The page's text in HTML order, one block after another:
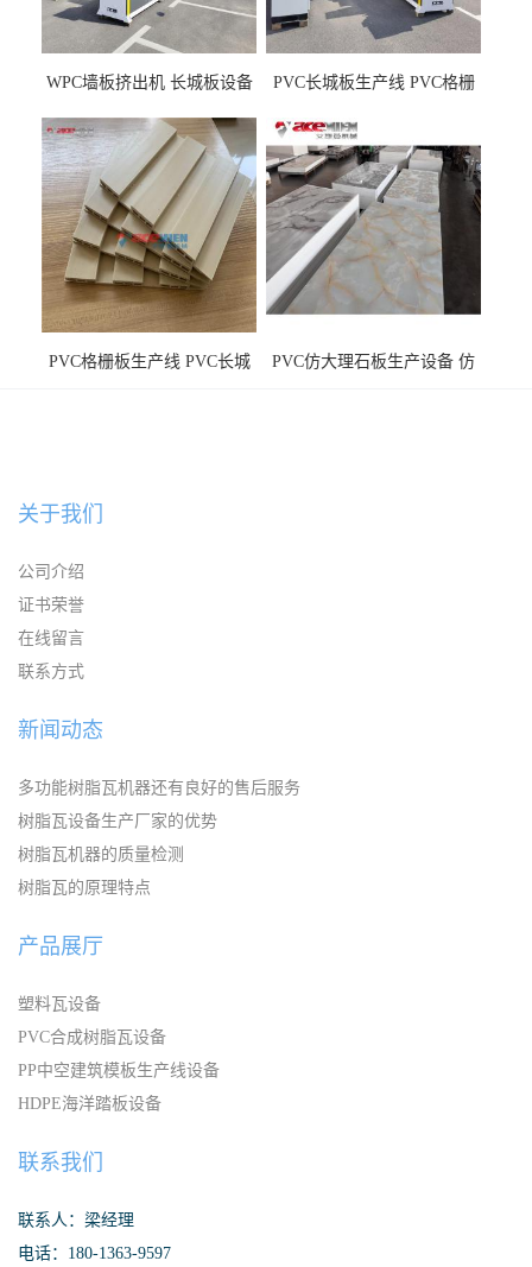
WPC墙板挤出机 长城板设备
PVC长城板生产线 PVC格栅
PVC格栅板生产线 PVC长城
PVC仿大理石板生产设备 仿
关于我们
公司介绍
证书荣誉
在线留言
联系方式
新闻动态
多功能树脂瓦机器还有良好的售后服务
树脂瓦设备生产厂家的优势
树脂瓦机器的质量检测
树脂瓦的原理特点
产品展厅
塑料瓦设备
PVC合成树脂瓦设备
PP中空建筑模板生产线设备
HDPE海洋踏板设备
联系我们
联系人：梁经理
电话：180-1363-9597